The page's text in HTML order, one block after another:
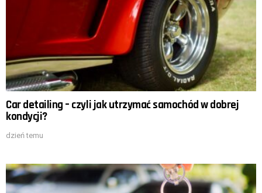
Car detailing – czyli jak utrzymać samochód w dobrej
kondycji?
dzień temu